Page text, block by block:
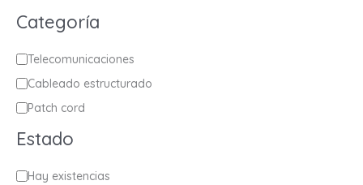
Categoría
C
a
t
g
o
Telecomunicaciones
Cableado estructurado
Patch cord
Estado
E Hay existencias